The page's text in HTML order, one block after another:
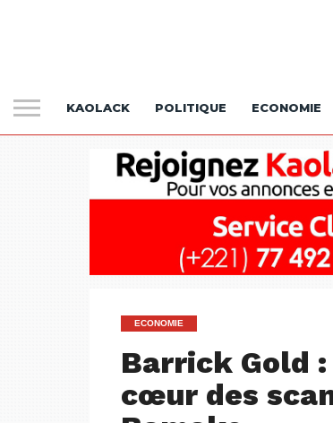
KAOLACK POLITIQUE ECONOMIE
ECONOMIE
Barrick Gold
cœur des